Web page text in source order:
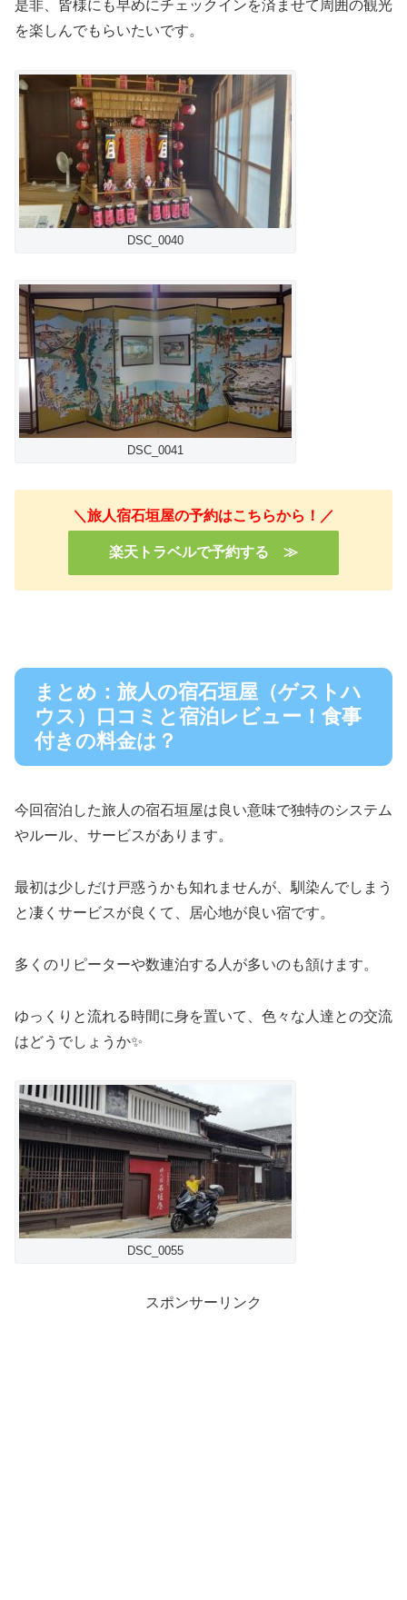
是非、皆様にも早めにチェックインを済ませて周囲の観光
を楽しんでもらいたいです。
DSC_0040
DSC_0041
＼旅人宿石垣屋の予約はこちらから！／
楽天トラベルで予約する ≫
まとめ：旅人の宿石垣屋（ゲストハ
ウス）口コミと宿泊レビュー！食事
付きの料金は？
今回宿泊した旅人の宿石垣屋は良い意味で独特のシステム
やルール、サービスがあります。
最初は少しだけ戸惑うかも知れませんが、馴染んでしまう
と凄くサービスが良くて、居心地が良い宿です。
多くのリピーターや数連泊する人が多いのも頷けます。
ゆっくりと流れる時間に身を置いて、色々な人達との交流
はどうでしょうか✨
DSC_0055
スポンサーリンク